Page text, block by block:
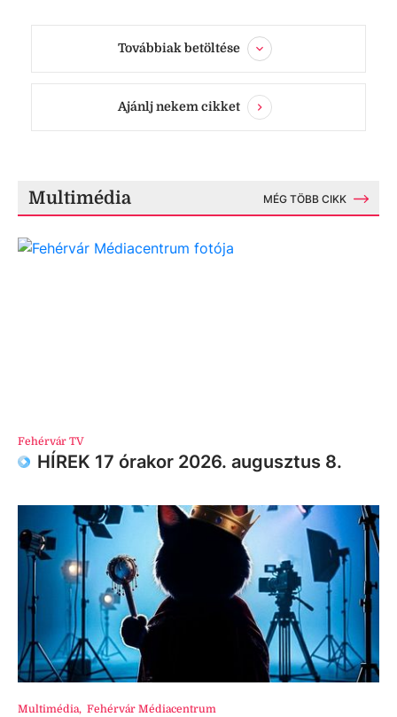
Továbbiak betöltése
Ajánlj nekem cikket
Multimédia MÉG TÖBB CIKK
Fehérvár TV
HÍREK 17 órakor 2026. augusztus 8.
Multimédia, Fehérvár Médiacentrum